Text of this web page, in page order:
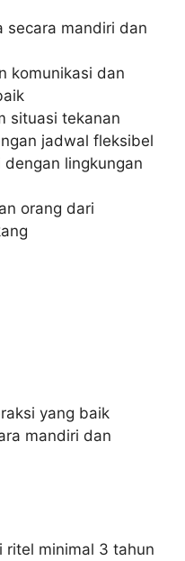
secara mandiri dan
komunikasi dan
situasi tekanan
jadwal fleksibel
lingkungan
orang dari
yang baik
mandiri dan
ritel minimal 3 tahun